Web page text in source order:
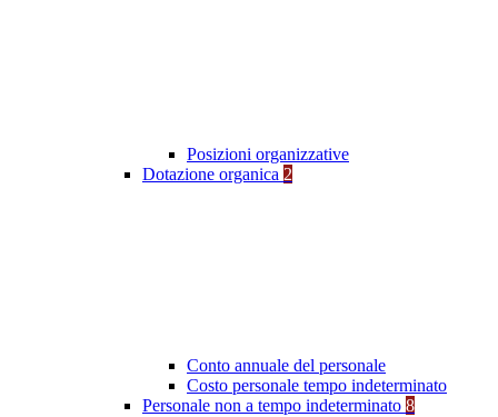
Posizioni organizzative
Dotazione organica 2
Conto annuale del personale
Costo personale tempo indeterminato
Personale non a tempo indeterminato 8